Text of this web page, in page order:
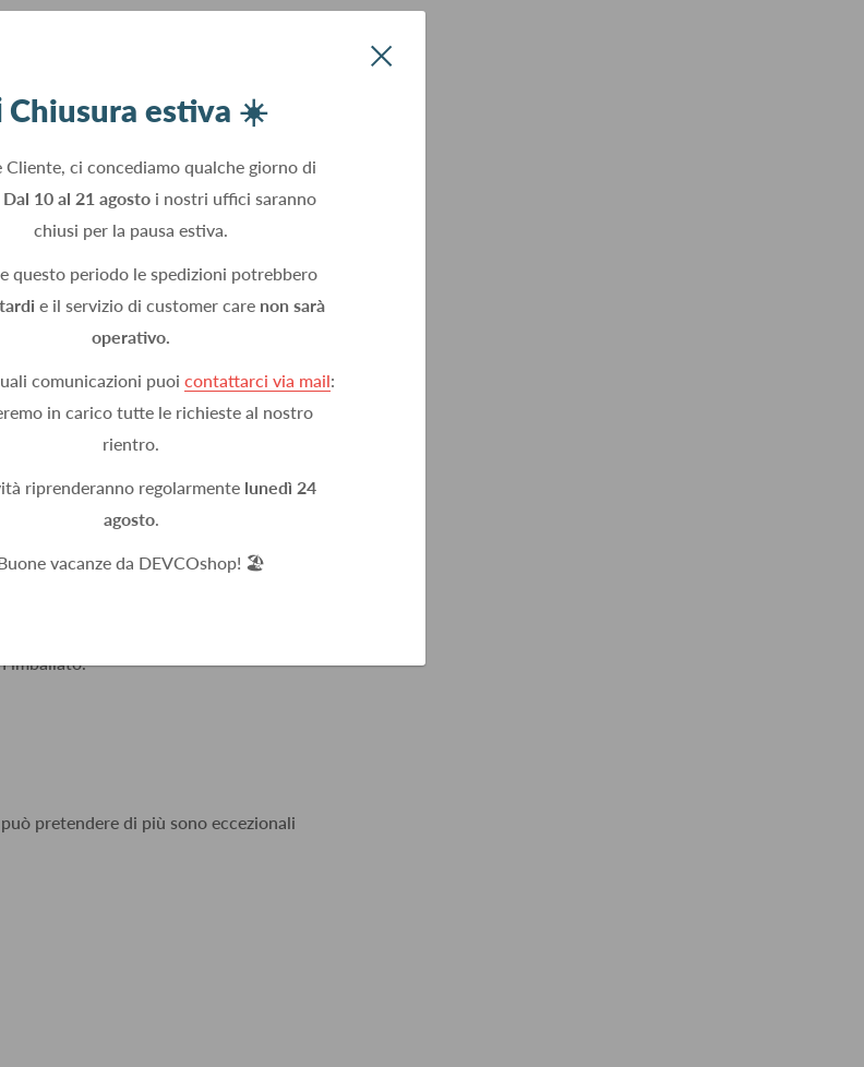
Chiusura estiva ☀️
Cliente, ci concediamo qualche giorno di
Dal 10 al 21 agostoi nostri uffici saranno
chiusi per la pausa estiva.
questo periodo le spedizioni potrebbero
e il servizio di customer care non sarà
operativo.
comunicazioni puoi contattarci via mail:
in carico tutte le richieste al nostro
rientro.
riprenderanno regolarmente lunedì 24
agosto.
vacanze da DEVCOshop! 🏖️
imballato.
pretendere di più sono eccezionali